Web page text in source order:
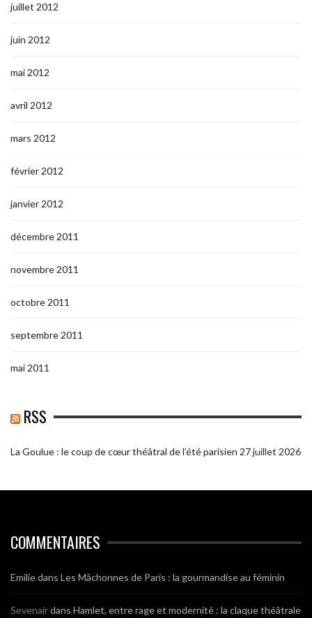
juillet 2012
juin 2012
mai 2012
avril 2012
mars 2012
février 2012
janvier 2012
décembre 2011
novembre 2011
octobre 2011
septembre 2011
mai 2011
RSS
La Goulue : le coup de cœur théâtral de l’été parisien 27 juillet 2026
COMMENTAIRES
Emiliedans Les Mâchonnes de Paris : la gourmandise au féminin
Sevenairdans Hamlet, entre rage et modernité : la claque théâtrale